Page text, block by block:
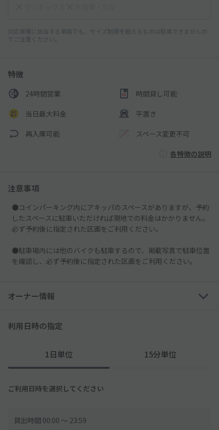
対応車種に該当する車両でも、サイズ制限を超えるものは駐車できませんの
でご注意ください。
特徴
24時間営業 時間貸し可能
当日最大料金 平置き
再入庫可能 スペース変更不可
各特徴の説明
注意事項
●コインパーキング内にアキッパのスペースがありますが、予約
したスペースに駐車いただければ現地での料金はかかりません。
必ず予約後に指定された区画をご利用ください。
●駐車場内には他のバイクも駐車するので、掲載写真で駐車位置
を確認し、必ず予約後に指定された区画をご利用ください。
オーナー情報
利用日時の指定
1日単位 15分単位
ご利用日時を選択してください
貸出時間 00:00 〜 23:59